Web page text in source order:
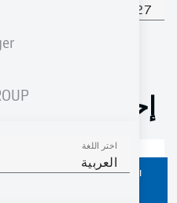
اختر اللغة
العربية
2026/2027
إحصائيات موسم 2026/2027
صناعة الأهداف